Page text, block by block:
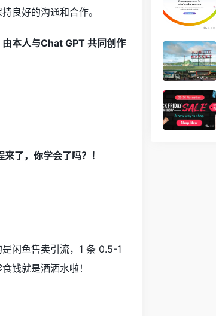
良好的沟通和合作。
本人与Chat GPT 共同创作
了，你学会了吗？！
闲鱼售卖引流，1 条 0.5-1
钱就是洒洒水啦！